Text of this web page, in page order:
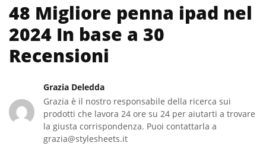
48 Migliore penna ipad nel
2024 In base a 30
Recensioni
Grazia Deledda
Grazia è il nostro responsabile della ricerca sui
prodotti che lavora 24 ore su 24 per aiutarti a trovare
la giusta corrispondenza. Puoi contattarla a
grazia@stylesheets.it